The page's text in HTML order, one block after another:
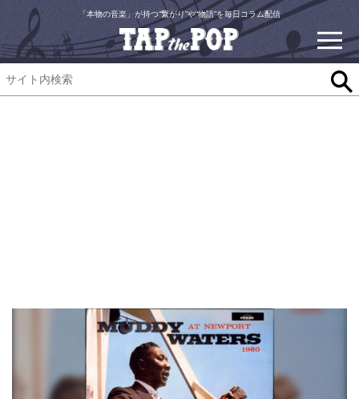
「本物の音楽」が持つ“繋がり”や“物語”を毎日コラム配信